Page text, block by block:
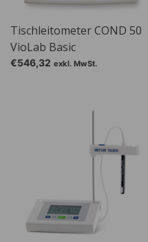
Tischleitometer COND 50
VioLab Basic
€546,32 exkl. MwSt.